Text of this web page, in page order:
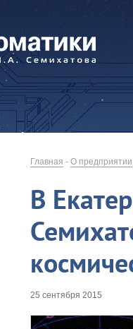
Главная - О предприятии
В
25 сентября 2015